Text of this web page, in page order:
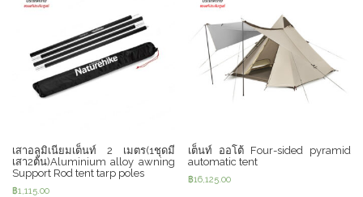
เสาอลูมิเนียมเต็นท์ 2 เมตร(1ชุดมี
เสา2ต้น)Aluminium alloy awning
Support Rod tent tarp poles
฿1,115.00
เต็นท์ ออโต้ Four-sided pyramid
automatic tent
฿16,125.00